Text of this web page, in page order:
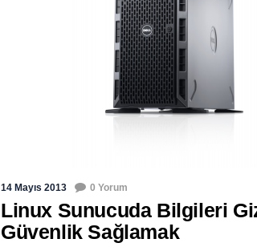
14 Mayıs 2013 0 Yorum
Linux Sunucuda Bilgileri
Güvenlik Sağlamak